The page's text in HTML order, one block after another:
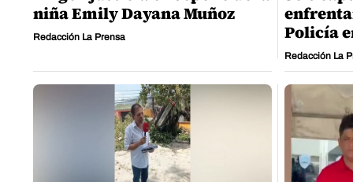
niña Emily Dayana Muñoz
Redacción La Prensa
Policía
Redacción La